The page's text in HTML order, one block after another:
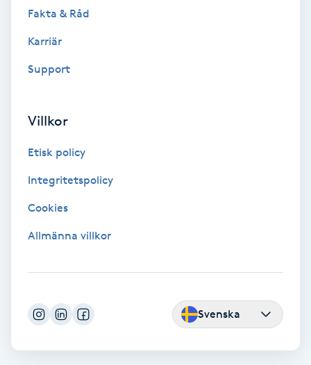
Föning
Gel naglar
Gelenaglar
Gellack
Gellack med förstärkning
Gravidyoga
Fakta & Råd
Karriär
Support
Villkor
Etisk policy
Integritetspolicy
Cookies
Allmänna villkor
Svenska